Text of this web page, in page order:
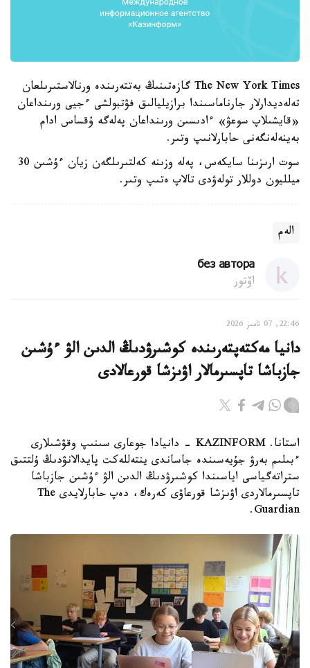
The New York Times گازەتىنىڭ بەتتەرىندە ورنالاستىرىلعان
تەلەديدارلار جارناماسىندا برازيليالىق فۋتبولشى ءجيى ورىنداعان
«قايشىلاپ سوعۋ» ءادىسىن ورىنداعان پەلەگە ۇقساس ادام
بەينەلەنگەنى حابارلانىپ وتىر.
سوت ارىزىنا سايكەس، پەلە وزىنە كەلتىرىلگەن زيان ءۇشىن 30
ميلليون دوللار تولەۋدى تالاپ ەتىپ وتىر.
الەم
без автора
اۆتور
22:46, 07 تامىز 2026
دانيا مەكتەپتەرىندە كوشىرۋدىڭ الدىن الۋ ءۇشىن
جازباشا تاپسىرمالار اۋىزشا قورعالادى
استانا. KAZINFORM - دانيادا جوعارى سىنىپ وقۋشىلارى
ءبىلىم بەرۋ جۇيەسىندە جاساندى ينتەللەكت پايدالانۋدىڭ ۇلتتىق
ستراتەگياسى اياسىندا كوشىرۋدىڭ الدىن الۋ ءۇشىن جازباشا
تاپسىرمالاردى اۋىزشا قورعاۋى كەرەك، دەپ حابارلايدى The
Guardian.